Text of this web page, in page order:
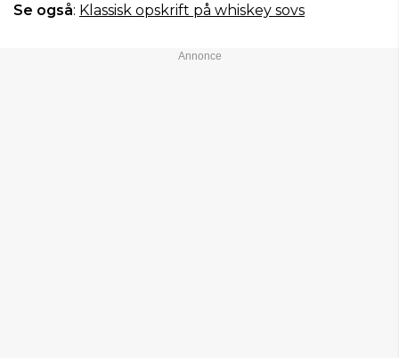
Se også: Klassisk opskrift på whiskey sovs